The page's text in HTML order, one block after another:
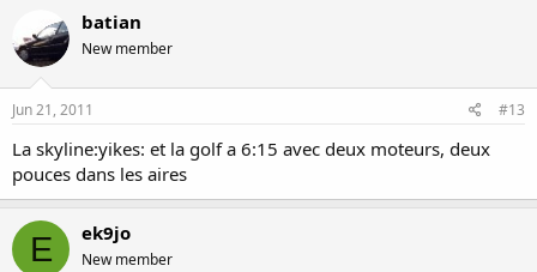
batian
New member
Jun 21, 2011 #13
La skyline:yikes: et la golf a 6:15 avec deux moteurs, deux
pouces dans les aires
E ek9jo
New member